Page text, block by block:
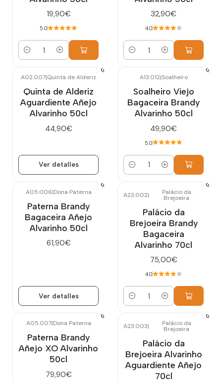
19,90€
5.0
Cantidad
32,90€
4.0
Cantidad
A02.007|Quinta de Alderiz
Quinta de Alderiz
Aguardiente Añejo
Alvarinho 50cl
44,90€
Ver detalles
A13.012|Soalheiro
Soalheiro Viejo
Bagaceira Brandy
Alvarinho 50cl
49,90€
5.0
Cantidad
A05.006|Dona Paterna
Paterna Brandy
Bagaceira Añejo
Alvarinho 50cl
61,90€
Ver detalles
A23.002| Palácio da
Brejoeira
Palácio da
Brejoeira Brandy
Bagaceira
Alvarinho 70cl
75,00€
4.0
Cantidad
A05.007|Dona Paterna
Paterna Brandy
Añejo XO Alvarinho
50cl
79,90€
A23.003| Palácio da
Brejoeira
Palácio da
Brejoeira Alvarinho
Aguardiente Añejo
70cl